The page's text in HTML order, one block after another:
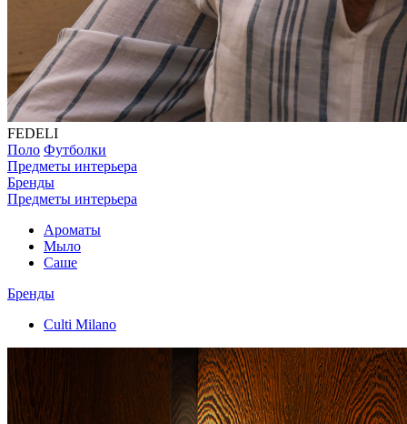
FEDELI
Поло Футболки
Предметы интерьера
Бренды
Предметы интерьера
Ароматы
Мыло
Саше
Бренды
Culti Milano